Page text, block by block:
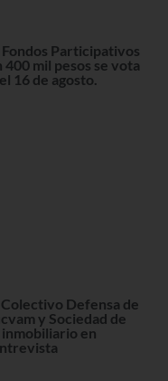
Participativos
mil pesos se vota
16 de agosto.
Defensa de
y Sociedad de
en